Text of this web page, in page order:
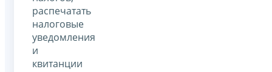
распечатать
налоговые
уведомления
и
квитанции